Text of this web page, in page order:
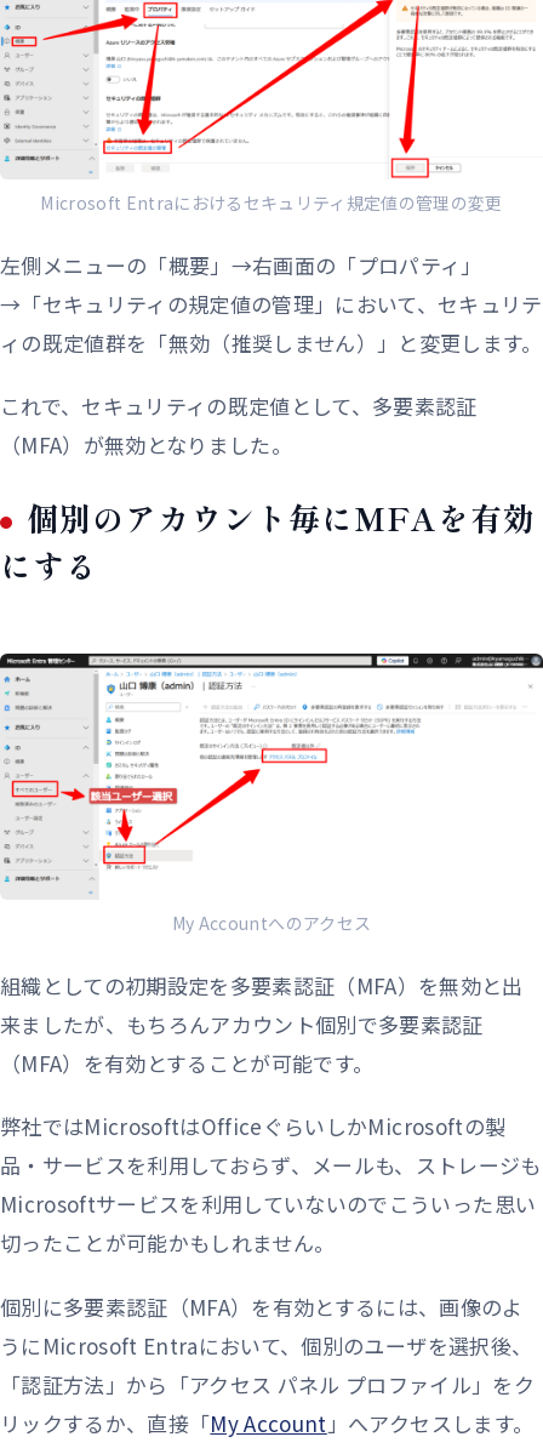
Microsoft Entraにおけるセキュリティ規定値の管理の変更
左側メニューの「概要」→右画面の「プロパティ」
→「セキュリティの規定値の管理」において、セキュリテ
ィの既定値群を「無効（推奨しません）」と変更します。
これで、セキュリティの既定値として、多要素認証
（MFA）が無効となりました。
個別のアカウント毎にMFAを有効
にする
My Accountへのアクセス
組織としての初期設定を多要素認証（MFA）を無効と出
来ましたが、もちろんアカウント個別で多要素認証
（MFA）を有効とすることが可能です。
弊社ではMicrosoftはOfficeぐらいしかMicrosoftの製
品・サービスを利用しておらず、メールも、ストレージも
Microsoftサービスを利用していないのでこういった思い
切ったことが可能かもしれません。
個別に多要素認証（MFA）を有効とするには、画像のよ
うにMicrosoft Entraにおいて、個別のユーザを選択後、
「認証方法」から「アクセス パネル プロファイル」をク
リックするか、直接「My Account 」へアクセスします。